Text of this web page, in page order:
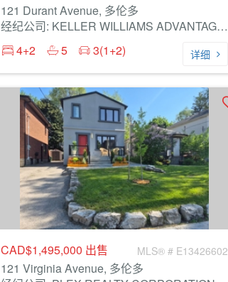
121 Durant Avenue, 多伦多
经纪公司: KELLER WILLIAMS ADVANTAGE REALTY
4+2
5 3(1+2) 详细
CAD$1,495,000 出售 MLS® # E13426602
121 Virginia Avenue, 多伦多